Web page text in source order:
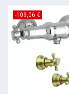
-109,06 €